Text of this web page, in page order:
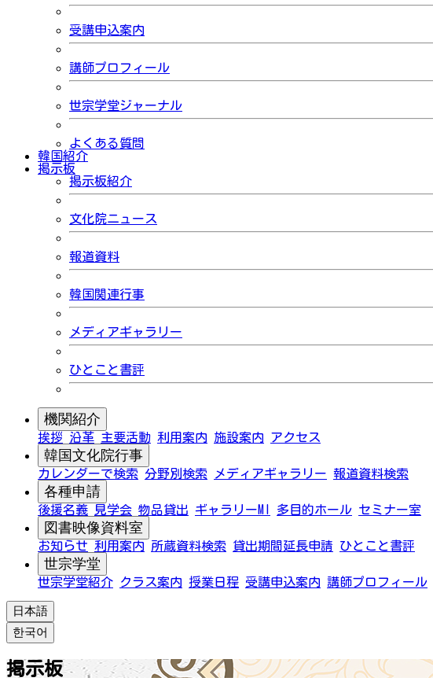
受講申込案内
講師プロフィール
世宗学堂ジャーナル
よくある質問
韓国紹介
掲示板
掲示板紹介
文化院ニュース
報道資料
韓国関連行事
メディアギャラリー
ひとこと書評
機関紹介
挨拶 沿革 主要活動 利用案内 施設案内 アクセス
韓国文化院行事
カレンダーで検索 分野別検索 メディアギャラリー 報道資料検索
各種申請
後援名義 見学会 物品貸出 ギャラリーMI 多目的ホール セミナー室
図書映像資料室
お知らせ 利用案内 所蔵資料検索 貸出期間延長申請 ひとこと書評
世宗学堂
世宗学堂紹介 クラス案内 授業日程 受講申込案内 講師プロフィール
日本語
한국어
掲示板